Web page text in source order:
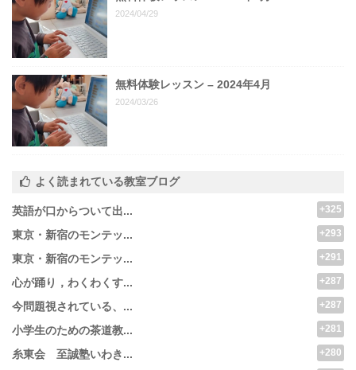
2024/04/29
無料体験レッスン – 2024年4月
2024/03/26
よく読まれている教室ブログ
英語が口からついて出... +325
東京・新宿のモンテッ... +293
東京・新宿のモンテッ... +291
心が踊り，わくわくす... +287
今問題視されている、... +287
小学生のための茶道教... +281
糸東会 至誠塾いわき... +280